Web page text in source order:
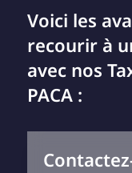
Voici les
recourir à
avec nos
PACA :